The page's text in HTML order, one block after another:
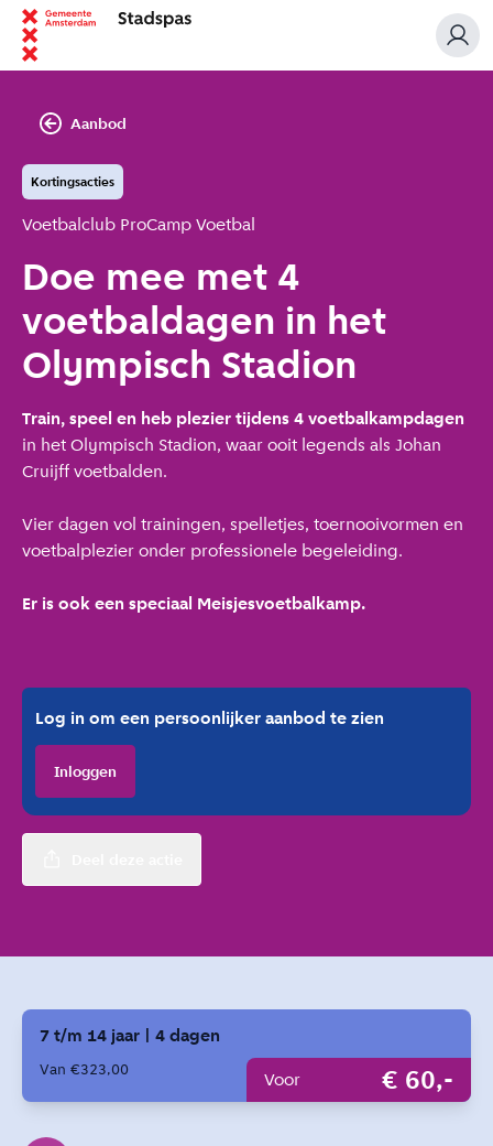
Aanbod
Kortingsacties
Aanbieder:
Voetbalclub ProCamp Voetbal
Doe mee met 4
voetbaldagen in het
Olympisch Stadion
Train, speel en heb plezier tijdens 4 voetbalkampdagen
in het Olympisch Stadion, waar ooit legends als Johan
Cruijff voetbalden.
Vier dagen vol trainingen, spelletjes, toernooivormen en
voetbalplezier onder professionele begeleiding.
Er is ook een speciaal Meisjesvoetbalkamp.
Log in om een persoonlijker aanbod te zien
Inloggen
7 t/m 14 jaar | 4 dagen
Van €323,00 Voor € 60,-